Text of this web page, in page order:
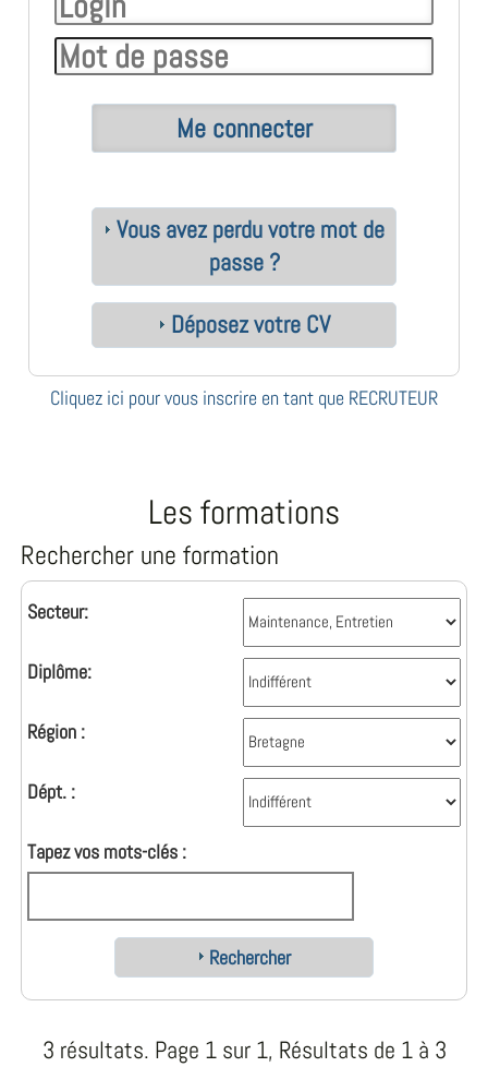
Vous avez perdu votre mot de
passe ?
Déposez votre CV
Cliquez ici pour vous inscrire en tant que RECRUTEUR
Les formations
Rechercher une formation
Secteur:
Diplôme:
Région :
Dépt. :
Tapez vos mots-clés :
Rechercher
3 résultats. Page 1 sur 1, Résultats de 1 à 3